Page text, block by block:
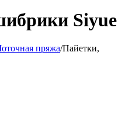
Siyue
пряжа/Пайетки,